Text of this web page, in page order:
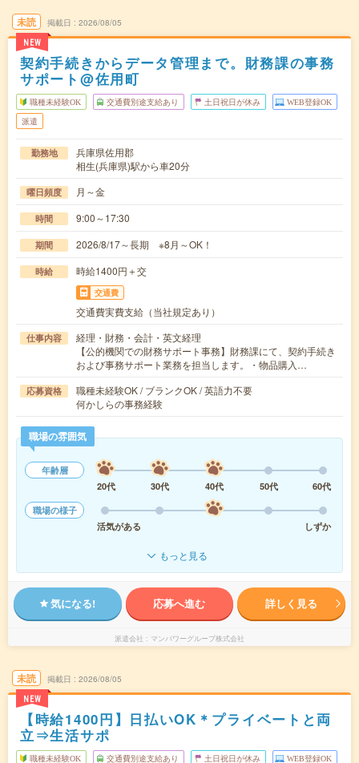
未読
NEW
掲載日 2026/08/05
契約手続きからデータ管理まで。財務課の事務
サポート@佐用町
職種未経験OK 交通費別途支給あり 土日祝日が休み WEB登録OK
派遣
勤務地
兵庫県佐用郡
相生(兵庫県)駅から車20分
曜日頻度 月～金
時間 9:00～17:30
期間 2026/8/17～長期 ※8月～OK！
時給 時給1400円＋交
交通費
交通費実費支給（当社規定あり）
仕事内容
経理・財務・会計・英文経理
【公的機関での財務サポート事務】財務課にて、契約手続き
および事務サポート業務を担当します。・物品購入…
応募資格
職種未経験OK / ブランクOK / 英語力不要
何かしらの事務経験
職場の雰囲気
年齢層
20代
30代 40代 50代
60代
職場の様子
活気がある
しずか
もっと見る
気になる! 応募へ進む 詳しく見る
派遣会社 マンパワーグループ株式会社
未読
NEW
掲載日 2026/08/05
【時給1400円】日払いOK＊プライベートと両
立⇒生活サポ
職種未経験OK 交通費別途支給あり 土日祝日が休み WEB登録OK